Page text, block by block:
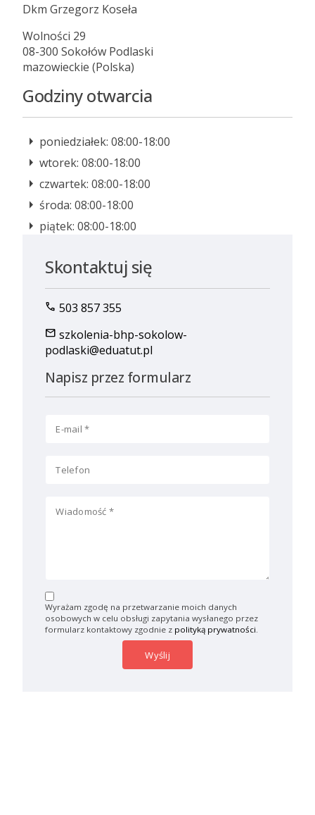
Dkm Grzegorz Koseła
Wolności 29
08-300 Sokołów Podlaski
mazowieckie (Polska)
Godziny otwarcia
poniedziałek: 08:00-18:00
wtorek: 08:00-18:00
czwartek: 08:00-18:00
środa: 08:00-18:00
piątek: 08:00-18:00
Skontaktuj się
call 503 857 355
mail szkolenia-bhp-sokolow-
podlaski@eduatut.pl
Napisz przez formularz
Wyrażam zgodę na przetwarzanie moich danych
osobowych w celu obsługi zapytania wysłanego przez
formularz kontaktowy zgodnie z polityką prywatności.